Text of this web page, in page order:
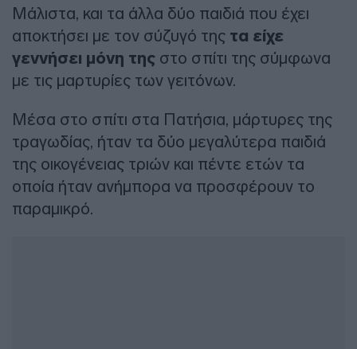
Μάλιστα, και τα άλλα δύο παιδιά που έχει
αποκτήσει με τον σύζυγό της τα είχε
γεννήσει μόνη της στο σπίτι της σύμφωνα
με τις μαρτυρίες των γειτόνων.
Μέσα στο σπίτι στα Πατήσια, μάρτυρες της
τραγωδίας, ήταν τα δύο μεγαλύτερα παιδιά
της οικογένειας τριών και πέντε ετών τα
οποία ήταν ανήμπορα να προσφέρουν το
παραμικρό.